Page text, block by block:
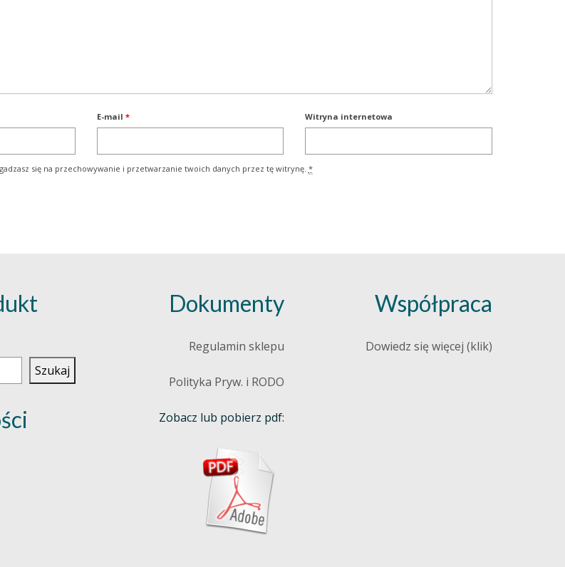
E-mail * Witryna internetowa
się na przechowywanie i przetwarzanie twoich danych przez tę witrynę. *
Szukaj
Dokumenty
Regulamin sklepu
Polityka Pryw. i RODO
Zobacz lub pobierz pdf:
Współpraca
Dowiedz się więcej (klik)